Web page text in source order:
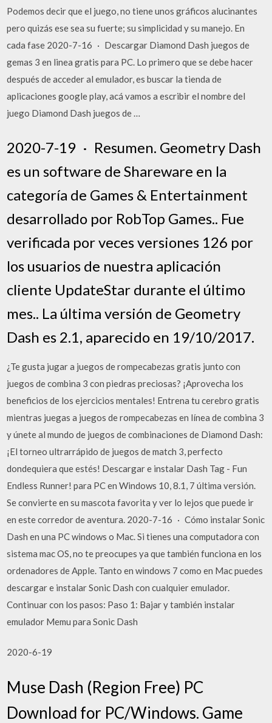
Podemos decir que el juego, no tiene unos gráficos alucinantes
pero quizás ese sea su fuerte; su simplicidad y su manejo. En
cada fase 2020-7-16 · Descargar Diamond Dash juegos de
gemas 3 en linea gratis para PC. Lo primero que se debe hacer
después de acceder al emulador, es buscar la tienda de
aplicaciones google play, acá vamos a escribir el nombre del
juego Diamond Dash juegos de …
2020-7-19 · Resumen. Geometry Dash
es un software de Shareware en la
categoría de Games & Entertainment
desarrollado por RobTop Games.. Fue
verificada por veces versiones 126 por
los usuarios de nuestra aplicación
cliente UpdateStar durante el último
mes.. La última versión de Geometry
Dash es 2.1, aparecido en 19/10/2017.
¿Te gusta jugar a juegos de rompecabezas gratis junto con
juegos de combina 3 con piedras preciosas? ¡Aprovecha los
beneficios de los ejercicios mentales! Entrena tu cerebro gratis
mientras juegas a juegos de rompecabezas en línea de combina 3
y únete al mundo de juegos de combinaciones de Diamond Dash:
¡El torneo ultrarrápido de juegos de match 3, perfecto
dondequiera que estés! Descargar e instalar Dash Tag - Fun
Endless Runner! para PC en Windows 10, 8.1, 7 última versión.
Se convierte en su mascota favorita y ver lo lejos que puede ir
en este corredor de aventura. 2020-7-16 · Cómo instalar Sonic
Dash en una PC windows o Mac. Si tienes una computadora con
sistema mac OS, no te preocupes ya que también funciona en los
ordenadores de Apple. Tanto en windows 7 como en Mac puedes
descargar e instalar Sonic Dash con cualquier emulador.
Continuar con los pasos: Paso 1: Bajar y también instalar
emulador Memu para Sonic Dash
2020-6-19
Muse Dash (Region Free) PC
Download for PC/Windows. Game